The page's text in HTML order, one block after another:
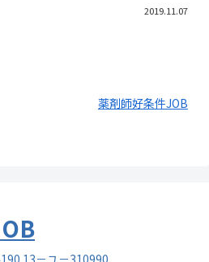
2019.11.07
薬剤師好条件JOB